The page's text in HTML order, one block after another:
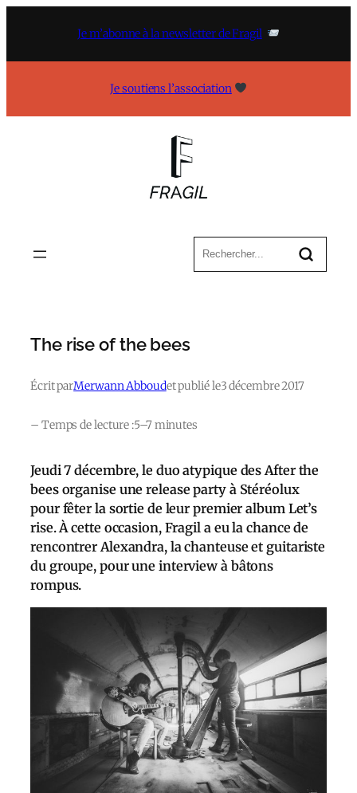
Je m’abonne à la newsletter de Fragil
Je soutiens l’association
The rise of the bees
Écrit parMerwann Abboudet publié le3 décembre 2017
– Temps de lecture :5–7 minutes
Jeudi 7 décembre, le duo atypique des After the
bees organise une release party à Stéréolux
pour fêter la sortie de leur premier album Let’s
rise. À cette occasion, Fragil a eu la chance de
rencontrer Alexandra, la chanteuse et guitariste
du groupe, pour une interview à bâtons
rompus.